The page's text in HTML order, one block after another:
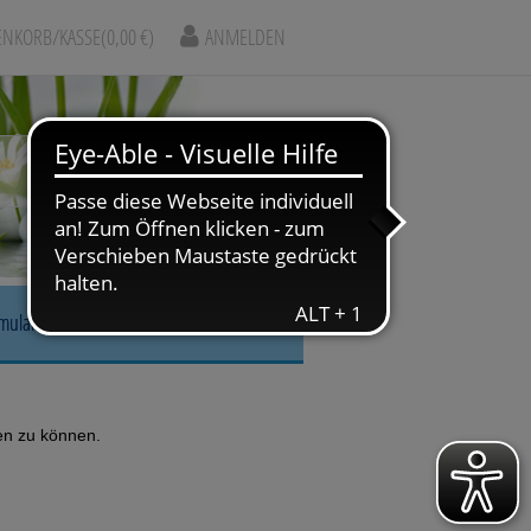
KASSE(0,00 €) ANMELDEN
zu können.